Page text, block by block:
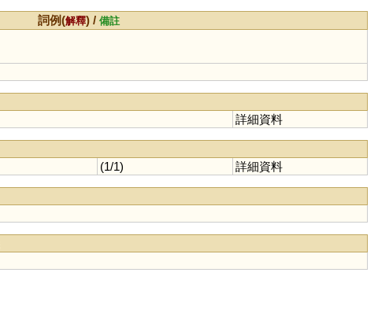
詞例(解釋) /備註
詳細資料
(1/1) 詳細資料